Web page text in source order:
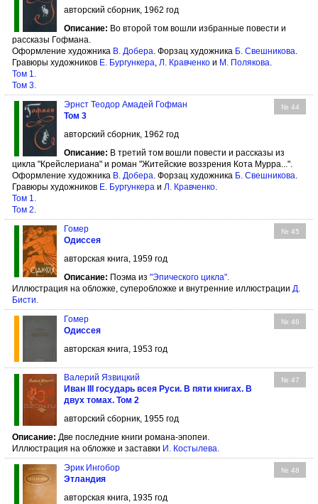
авторский сборник, 1962 год
Описание: Во второй том вошли избранные повести и
рассказы Гофмана.
Оформление художника В. Добера. Форзац художника Б. Свешникова.
Гравюры художников Е. Бургункера, Л. Кравченко и М. Полякова.
Том 1.
Том 3.
№ 44
Эрнст Теодор Амадей Гофман
Том 3
авторский сборник, 1962 год
Описание: В третий том вошли повести и рассказы из
цикла "Крейслериана" и роман "Житейские воззрения Кота Мурра...".
Оформление художника В. Добера. Форзац художника Б. Свешникова.
Гравюры художников Е. Бургункера и Л. Кравченко.
Том 1.
Том 2.
№ 45
Гомер
Одиссея
авторская книга, 1959 год
Описание: Поэма из "Эпического цикла".
Иллюстрация на обложке, суперобложке и внутренние иллюстрации Д.
Бисти.
№ 46
Гомер
Одиссея
авторская книга, 1953 год
№ 47
Валерий Язвицкий
Иван III государь всея Руси. В пяти книгах. В
двух томах. Том 2
авторский сборник, 1955 год
Описание: Две последние книги романа-эпопеи.
Иллюстрация на обложке и заставки И. Костылева.
№ 48
Эрик Ингобор
Этландия
авторская книга, 1935 год